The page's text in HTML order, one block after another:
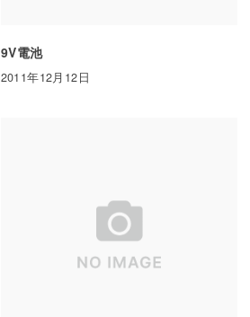
9V電池
2011年12月12日